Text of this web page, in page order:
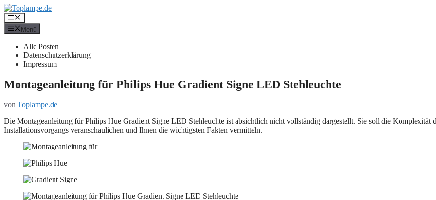
Zum
Inhalt
springen
Menü
Menü
Alle Posten
Datenschutzerklärung
Impressum
Montageanleitung für Philips Hue Gradient Signe LED Stehleuchte
von Toplampe.de
Die Montageanleitung für Philips Hue Gradient Signe LED Stehleuchte ist absichtlich nicht vollständig dargestellt. Sie soll die Komplexität
Installationsvorgangs veranschaulichen und Ihnen die wichtigsten Fakten vermitteln.